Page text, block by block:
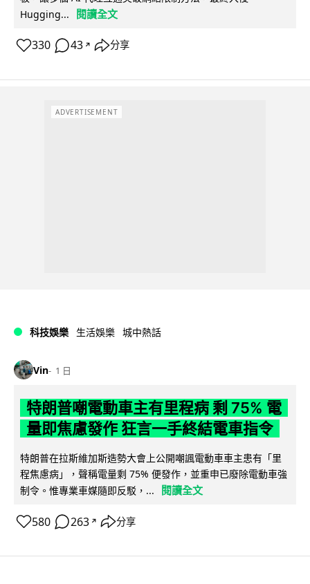
Hugging...
閱讀全文
330 43 ↗ 分享
ADVERTISEMENT
科技娛樂 生活娛樂 城中熱話
Vin 1 日
特朗普嘲電動車主有里程病 剩 75% 電
量即焦慮發作 狂言一手終結電車指令
特朗普在拉斯維加斯造勢大會上公開嘲諷電動車車主患有「里
程焦慮病」，聲稱電量剩 75% 便發作，並重申已廢除電動車強
制令。惟專業車媒隨即反駁，...
閱讀全文
580 263 ↗ 分享